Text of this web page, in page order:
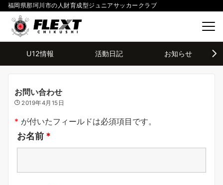
福岡県那珂川市の人財育成型ジュニアサッカークラブ
U12情報 活動日記 お知らせ
お問い合わせ
2019年4月15日
* が付いたフィールドは必須項目です。
お名前 *